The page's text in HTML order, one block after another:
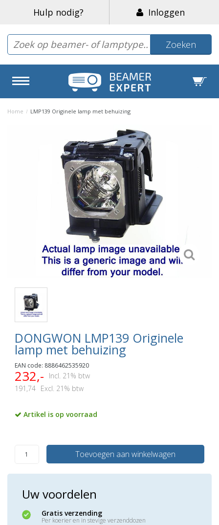
Hulp nodig? Inloggen
Zoeken
Home / LMP139 Originele lamp met behuizing
DONGWON LMP139 Originele
lamp met behuizing
EAN code: 8886462535920
232,-
Incl. 21% btw
191,74 Excl. 21% btw
Artikel is op voorraad
Toevoegen aan winkelwagen
Uw voordelen
Gratis verzending
Per koerier en in stevige verzenddozen